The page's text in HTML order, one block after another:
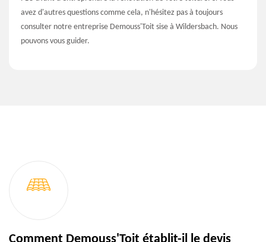
avez d'autres questions comme cela, n'hésitez pas à toujours
consulter notre entreprise Demouss'Toit sise à Wildersbach. Nous
pouvons vous guider.
Comment Demouss'Toit établit-il le devis